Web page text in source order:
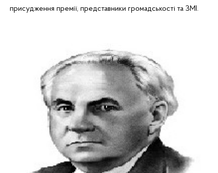
присудження премії, представники громадськості та ЗМІ.